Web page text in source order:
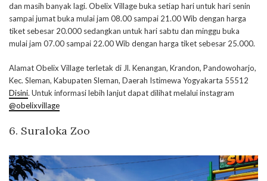
dan masih banyak lagi. Obelix Village buka setiap hari untuk hari senin
sampai jumat buka mulai jam 08.00 sampai 21.00 Wib dengan harga
tiket sebesar 20.000 sedangkan untuk hari sabtu dan minggu buka
mulai jam 07.00 sampai 22.00 Wib dengan harga tiket sebesar 25.000.
Alamat Obelix Village terletak di Jl. Kenangan, Krandon, Pandowoharjo,
Kec. Sleman, Kabupaten Sleman, Daerah Istimewa Yogyakarta 55512
Disini. Untuk informasi lebih lanjut dapat dilihat melalui instagram
@obelixvillage
6. Suraloka Zoo